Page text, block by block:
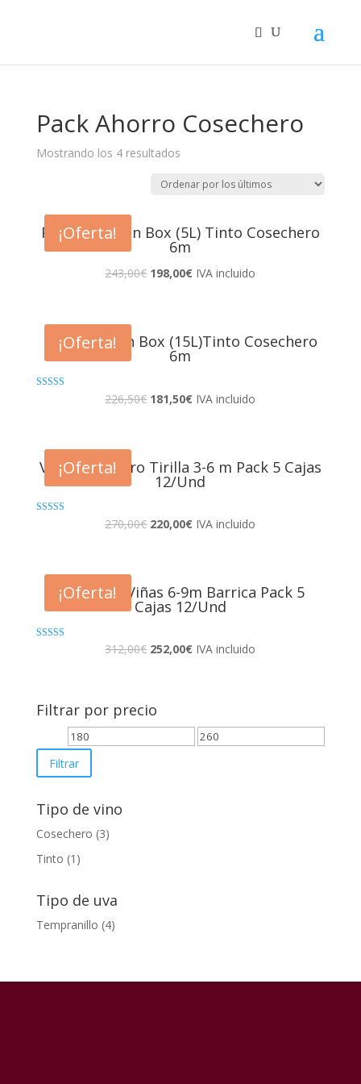
Pack Ahorro Cosechero
Mostrando los 4 resultados
¡Oferta!
Pack 15 Bag In Box (5L) Tinto Cosechero
6m
243,00€ 198,00€ IVA incluido
¡Oferta!
Pack 5 Bag In Box (15L)Tinto Cosechero
6m
226,50€ 181,50€ IVA incluido
¡Oferta!
Vino cosechero Tirilla 3-6 m Pack 5 Cajas
12/Und
270,00€ 220,00€ IVA incluido
¡Oferta!
Tierra De Viñas 6-9m Barrica Pack 5
Cajas 12/Und
312,00€ 252,00€ IVA incluido
Filtrar por precio
Precio
mínimo
Precio
Filtrar
Tipo de vino
Cosechero (3)
Tinto (1)
Tipo de uva
Tempranillo (4)